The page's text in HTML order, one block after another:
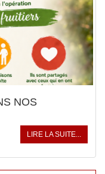
NOS
LIRE LA SUITE...